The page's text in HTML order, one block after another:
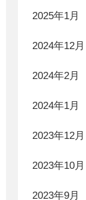
2025年1月
2024年12月
2024年2月
2024年1月
2023年12月
2023年10月
2023年9月